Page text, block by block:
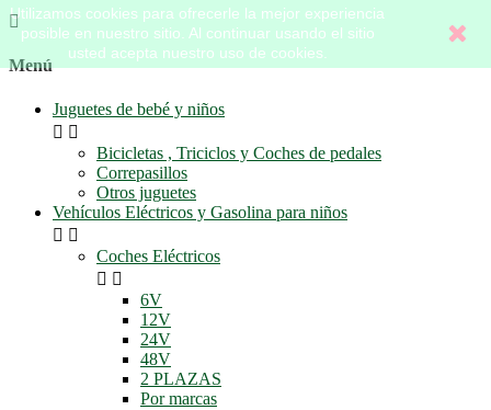
Utilizamos cookies para ofrecerle la mejor experiencia
posible en nuestro sitio. Al continuar usando el sitio
usted acepta nuestro uso de cookies.

Menú
Juguetes de bebé y niños
 
Bicicletas , Triciclos y Coches de pedales
Correpasillos
Otros juguetes
Vehículos Eléctricos y Gasolina para niños
 
Coches Eléctricos
 
6V
12V
24V
48V
2 PLAZAS
Por marcas